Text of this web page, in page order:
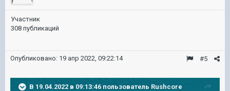
Участник
308 публикаций
#5
Опубликовано: 19 апр 2022, 09:22:14
В 19.04.2022 в 09:13:46 пользователь Rushcore